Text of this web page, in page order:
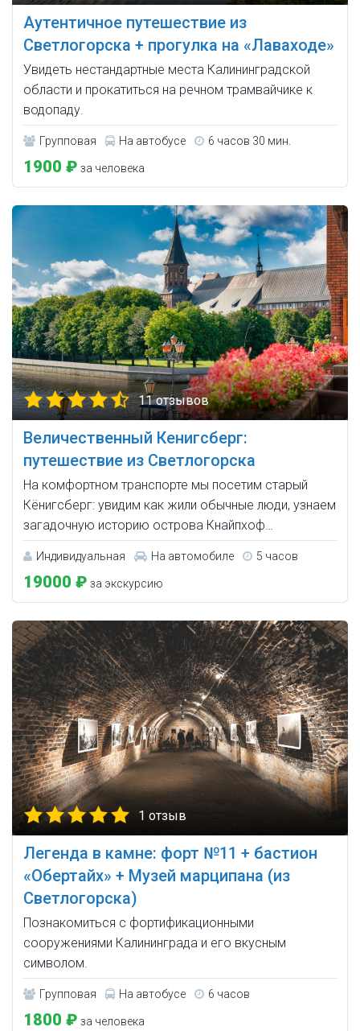
Аутентичное путешествие из
Светлогорска + прогулка на «Лаваходе»
Увидеть нестандартные места Калининградской
области и прокатиться на речном трамвайчике к
водопаду.
Групповая На автобусе 6 часов 30 мин.
1900 ₽ за человека
11 отзывов
Величественный Кенигсберг:
путешествие из Светлогорска
На комфортном транспорте мы посетим старый
Кёнигсберг: увидим как жили обычные люди, узнаем
загадочную историю острова Кнайпхоф…
Индивидуальная На автомобиле 5 часов
19000 ₽ за экскурсию
1 отзыв
Легенда в камне: форт №11 + бастион
«Обертайх» + Музей марципана (из
Светлогорска)
Познакомиться с фортификационными
сооружениями Калининграда и его вкусным
символом.
Групповая На автобусе 6 часов
1800 ₽ за человека